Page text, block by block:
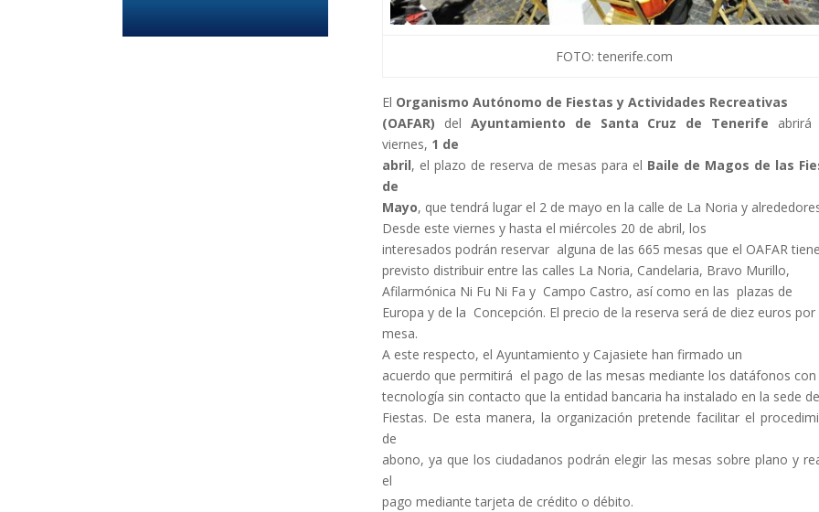
FOTO: tenerife.com
El Organismo Autónomo de Fiestas y Actividades Recreativas
(OAFAR) del Ayuntamiento de Santa Cruz de Tenerife abrirá
viernes, 1 de
abril, el plazo de reserva de mesas para el Baile de Magos de las
de
Mayo, que tendrá lugar el 2 de mayo en la calle de La Noria y
Desde este viernes y hasta el miércoles 20 de abril, los
interesados podrán reservar alguna de las 665 mesas que el OAFAR tiene
previsto distribuir entre las calles La Noria, Candelaria, Bravo Murillo,
Afilarmónica Ni Fu Ni Fa y Campo Castro, así como en las plazas de
Europa y de la Concepción. El precio de la reserva será de diez euros por
mesa.
A este respecto, el Ayuntamiento y Cajasiete han firmado un
acuerdo que permitirá el pago de las mesas mediante los datáfonos con
tecnología sin contacto que la entidad bancaria ha instalado en la sede de
Fiestas. De esta manera, la organización pretende facilitar el
de
abono, ya que los ciudadanos podrán elegir las mesas sobre plano y
el
pago mediante tarjeta de crédito o débito.